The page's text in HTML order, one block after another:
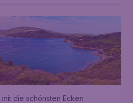
die schönsten Ecken